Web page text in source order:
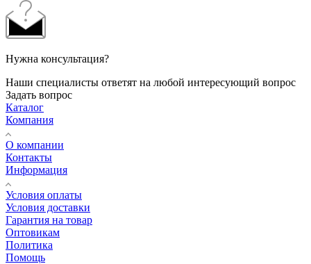
Нужна консультация?
Наши специалисты ответят на любой интересующий вопрос
Задать вопрос
Каталог
Компания
О компании
Контакты
Информация
Условия оплаты
Условия доставки
Гарантия на товар
Оптовикам
Политика
Помощь